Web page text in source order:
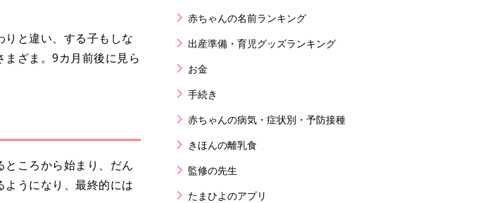
と違い、する子もしな
ざま。9カ月前後に見ら
ころから始まり、だん
うになり、最終的には
赤ちゃんの名前ランキング
出産準備・育児グッズランキング
お金
手続き
赤ちゃんの病気・症状別・予防接種
きほんの離乳食
監修の先生
たまひよのアプリ